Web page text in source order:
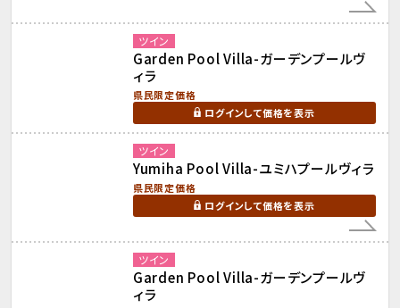
ツイン
Garden Pool Villa-ガーデンプールヴ
ィラ
県民限定価格
ログインして価格を表示
ツイン
Yumiha Pool Villa-ユミハプールヴィラ
県民限定価格
ログインして価格を表示
ツイン
Garden Pool Villa-ガーデンプールヴ
ィラ